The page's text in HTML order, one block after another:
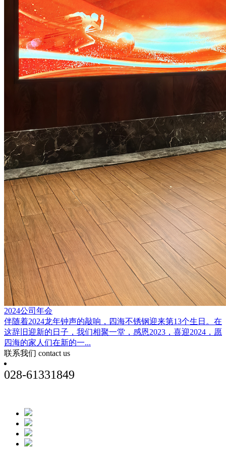
2024公司年会
伴随着2024龙年钟声的敲响，四海不锈钢迎来第13个生日。在
这辞旧迎新的日子，我们相聚一堂，感恩2023，喜迎2024，愿
四海的家人们在新的一...
联系我们 contact us
028-61331849